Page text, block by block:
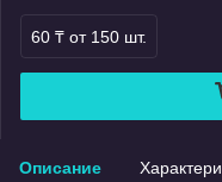
60 ₸ от 150 шт.
Описание